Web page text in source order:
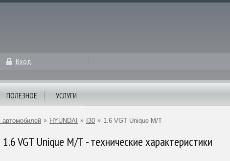
Вход
ПОЛЕЗНОЕ УСЛУГИ
автомобилей » HYUNDAI » I30 » 1.6 VGT Unique M/T
VGT Unique M/T - технические характеристики